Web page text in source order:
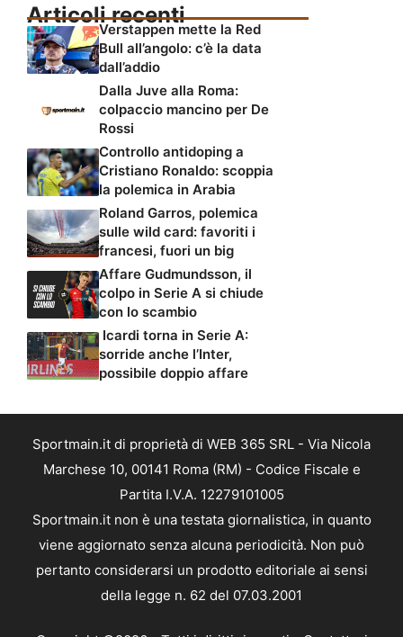
Articoli recenti
Verstappen mette la Red
Bull all’angolo: c’è la data
dall’addio
Dalla Juve alla Roma:
colpaccio mancino per De
Rossi
Controllo antidoping a
Cristiano Ronaldo: scoppia
la polemica in Arabia
Roland Garros, polemica
sulle wild card: favoriti i
francesi, fuori un big
Affare Gudmundsson, il
colpo in Serie A si chiude
con lo scambio
Icardi torna in Serie A:
sorride anche l’Inter,
possibile doppio affare
Sportmain.it di proprietà di WEB 365 SRL - Via Nicola
Marchese 10, 00141 Roma (RM) - Codice Fiscale e
Partita I.V.A. 12279101005
Sportmain.it non è una testata giornalistica, in quanto
viene aggiornato senza alcuna periodicità. Non può
pertanto considerarsi un prodotto editoriale ai sensi
della legge n. 62 del 07.03.2001